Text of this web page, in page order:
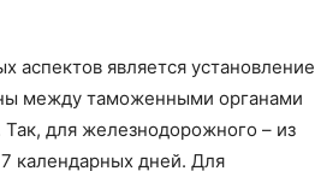
аспектов является установление
между таможенными органами
Так, для железнодорожного – из
календарных дней. Для